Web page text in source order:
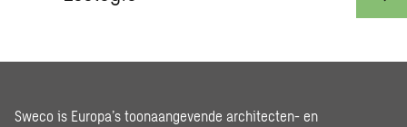
Sweco is Europa’s toonaangevende architecten- en